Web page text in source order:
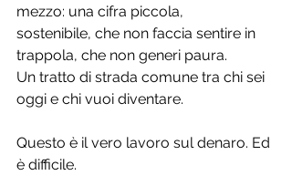
mezzo: una cifra piccola,
sostenibile, che non faccia sentire in
trappola, che non generi paura.
Un tratto di strada comune tra chi sei
oggi e chi vuoi diventare.
Questo è il vero lavoro sul denaro. Ed
è difficile.